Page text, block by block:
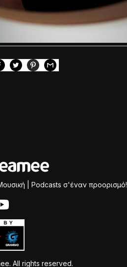
| Podcasts σ'έναν προορισμό!
All rights reserved.